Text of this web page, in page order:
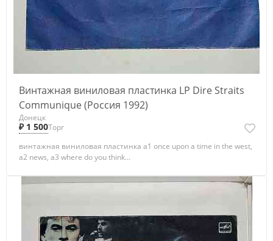
Винтажная виниловая пластинка LP Dire Straits
Communique (Россия 1992)
Донецк
₽ 1 500Торг
винтажная виниловая пластинка a1 once upon a time in the west,
a2 news, a3 where do you think...